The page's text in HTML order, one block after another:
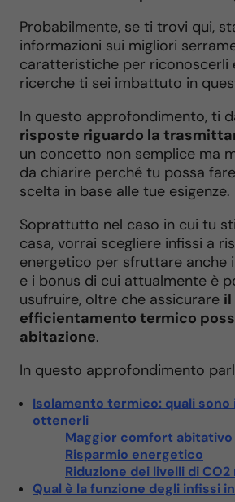
Probabilmente, se ti trovi qui,
informazioni sui migliori
caratteristiche per riconoscerli
ricerche ti sei imbattuto in
In questo approfondimento, ti
risposte riguardo la
un concetto non semplice ma
da chiarire perché tu possa
scelta in base alle tue esigenze.
Soprattutto nel caso in cui tu
casa, vorrai scegliere infissi a
energetico per sfruttare anche
e i bonus di cui attualmente è
usufruire, oltre che assicurare il
efficientamento termico
abitazione.
In questo approfondimento
Isolamento termico: quali
ottenerli
Maggior comfort abitativo
Risparmio energetico
Riduzione dei livelli di CO2
Qual è la funzione degli infissi